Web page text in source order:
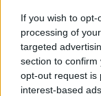
If you wish to
processing of
targeted
section to
opt-out request is
interest-based
τους 2 παιδιά
φωτιά στον